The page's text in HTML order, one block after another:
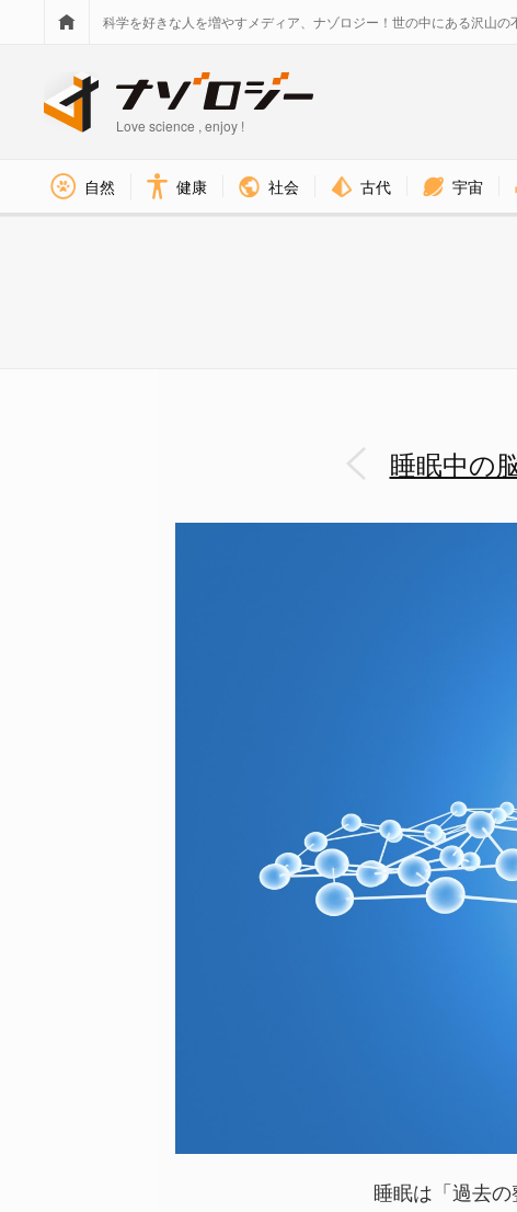
科学を好きな人を増やすメディア、ナゾロジー！世の中にある沢山の
Love science , enjoy !
自然 健康 社会 古代 宇宙
睡眠中の
睡眠は「過去